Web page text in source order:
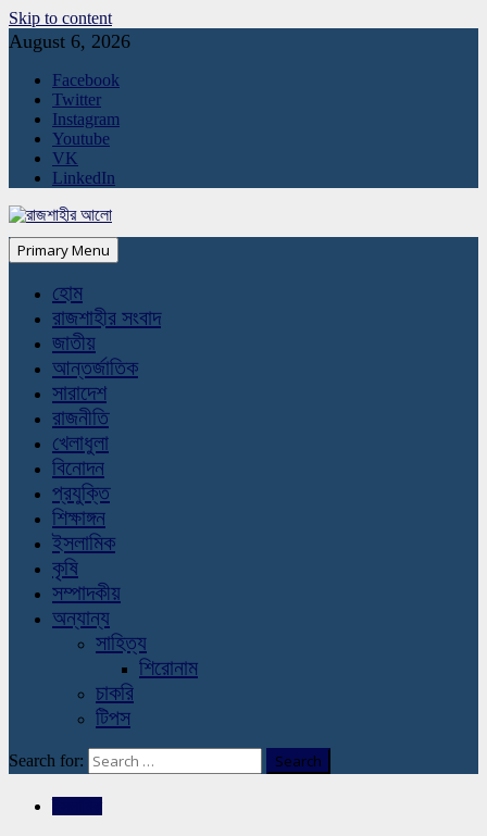
Skip to content
August 6, 2026
Facebook
Twitter
Instagram
Youtube
VK
LinkedIn
Primary Menu
হোম
রাজশাহীর সংবাদ
জাতীয়
আন্তর্জাতিক
সারাদেশ
রাজনীতি
খেলাধুলা
বিনোদন
প্রযুক্তি
শিক্ষাঙ্গন
ইসলামিক
কৃষি
সম্পাদকীয়
অন্যান্য
সাহিত্য
শিরোনাম
চাকরি
টিপস
Search for: